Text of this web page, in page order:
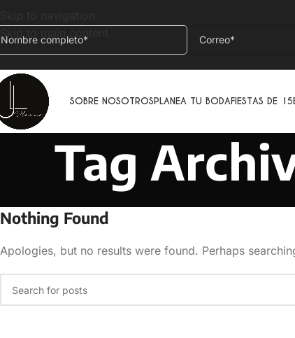
Skip to main content
SOBRE NOSOTROSPLANEA TU BODAFIESTAS DE 15
Tag
Nothing Found
Apologies, but no results were found. Perhaps